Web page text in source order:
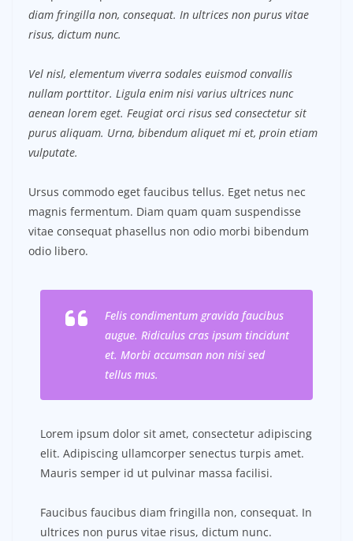
diam fringilla non, consequat. In ultrices non purus vitae
risus, dictum nunc.
Vel nisl, elementum viverra sodales euismod convallis
nullam porttitor. Ligula enim nisi varius ultrices nunc
aenean lorem eget. Feugiat orci risus sed consectetur sit
purus aliquam. Urna, bibendum aliquet mi et, proin etiam
vulputate.
Ursus commodo eget faucibus tellus. Eget netus nec
magnis fermentum. Diam quam quam suspendisse
vitae consequat phasellus non odio morbi bibendum
odio libero.
Felis condimentum gravida faucibus
augue. Ridiculus cras ipsum tincidunt
et. Morbi accumsan non nisi sed
tellus mus.
Lorem ipsum dolor sit amet, consectetur adipiscing
elit. Adipiscing ullamcorper senectus turpis amet.
Mauris semper id ut pulvinar massa facilisi.
Faucibus faucibus diam fringilla non, consequat. In
ultrices non purus vitae risus, dictum nunc.